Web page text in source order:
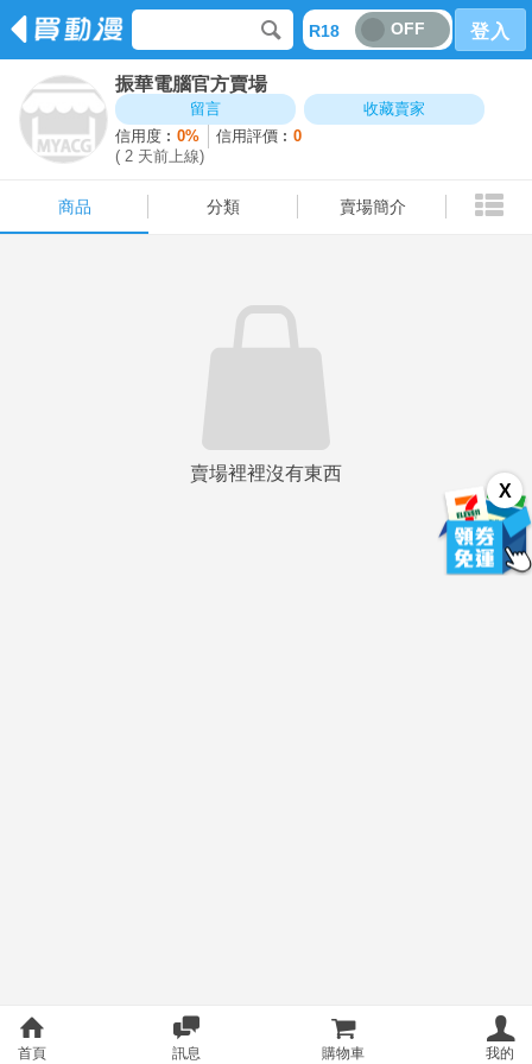
R18 OFF 登入
振華電腦官方賣場
留言
收藏賣家
信用度︰0% 信用評價︰0
( 2 天前上線)
商品 分類 賣場簡介
X
賣場裡裡沒有東西
商品 分類
首頁 訊息 購物車 我的